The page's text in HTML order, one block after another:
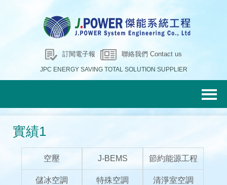
訂閱電子報 聯絡我們 Contact us
JPC ENERGY SAVING TOTAL SOLUTION SUPPLIER
實績1
空壓 J-BEMS 節約能源工程
儲冰空調 特殊空調 清淨室空調